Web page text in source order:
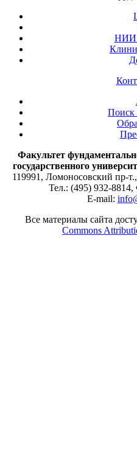
НИИ
Поиск
Факультет
государственного
119991, Ломоносовский пр-
Тел.: (495) 932-
E-mail:
Все материалы сайта
Commons